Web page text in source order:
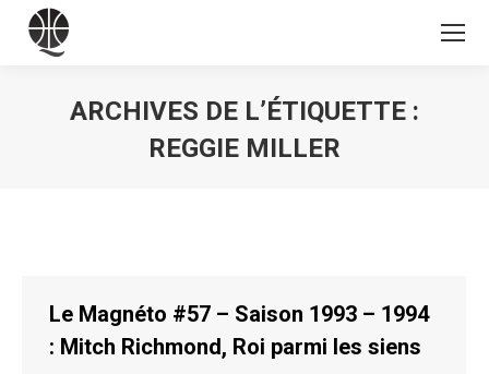
ARCHIVES DE L’ÉTIQUETTE :
REGGIE MILLER
Le Magnéto #57 – Saison 1993 – 1994
: Mitch Richmond, Roi parmi les siens